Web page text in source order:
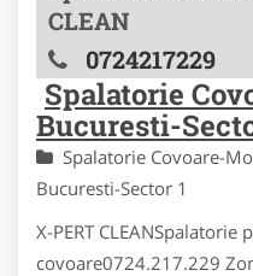
CLEAN
0724217229
Spalatorie
Bucuresti-
Spalatorie Covoare-
Bucuresti-Sector 1
X-PERT CLEANSpalatorie
covoare0724.217.229